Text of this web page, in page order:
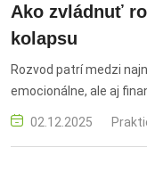
Ako zvládnuť
kolapsu
Rozvod patrí medzi
emocionálne, ale aj
hypotéky, výživné či
zamávať aj so
02.12.2025